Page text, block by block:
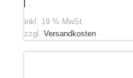
inkl. 19 % MwSt.
zzgl. Versandkosten